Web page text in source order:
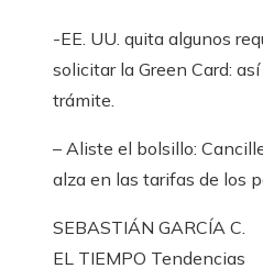
-EE. UU. quita algunos
solicitar la Green Card:
trámite.
– Aliste el bolsillo:
alza en las tarifas de los
SEBASTIÁN GARCÍA C.
EL TIEMPO Tendencias